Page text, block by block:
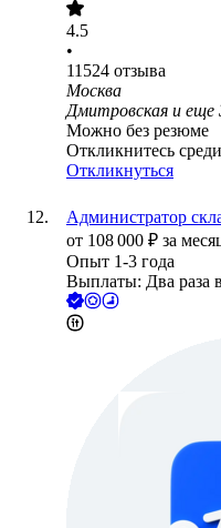
4.5
•
11524 отзыва
Москва
Дмитровская и еще
Можно без резюме
Откликнитесь
Откликнуться
Администратор
от 108 000 ₽ за
Опыт 1-3 года
Выплаты: Два раза